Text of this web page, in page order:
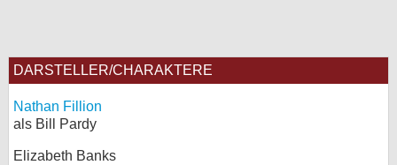
DARSTELLER/CHARAKTERE
Nathan Fillion
als Bill Pardy
Elizabeth Banks